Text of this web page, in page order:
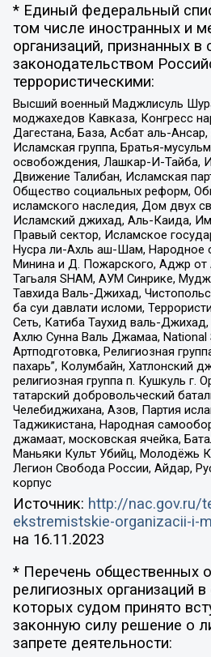
* Единый федеральный
том числе иностранных и
организаций, признанных в
законодательством
террористическими:
Высший военный Маджлисуль
моджахедов Кавказа, Конгресс
Дагестана, База, Асбат аль-
Исламская группа, Братья-
освобождения, Лашкар-И-Тайба,
Движение Талибан, Исламская
Общество социальных реформ,
исламского наследия, Дом двух
Исламский джихад, Аль-Каида,
Правый сектор, Исламское
Нусра ли-Ахль аш-Шам, Народное
Минина и Д. Пожарского, Аджр от
Тагьаля SHAM, АУМ Синрике,
Тавхида Валь-Джихад,
ба суи давлати исломи,
Сеть, Катиба Таухид валь-
Ахлю Сунна Валь Джамаа, National
Артподготовка, Религиозная
пахарь”, Колумбайн, Хатлонский
религиозная группа п. Кушкуль г.
татарский добровольческий
Челебиджихана, Азов, Партия
Таджикистана, Народная
джамаат, московская ячейка,
Маньяки Культ Убийц, Молодёжь
Легион Свобода России, Айдар,
корпус
Источник: http://nac.gov.ru/
ekstremistskie-organizacii-i-
на 16.11.2023
* Перечень общественных
религиозных организаций
которых судом принято
законную силу решение о
запрете деятельности: